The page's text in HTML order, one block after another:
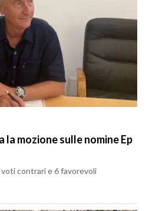
mozione sulle nomine Ep
contrari e 6 favorevoli